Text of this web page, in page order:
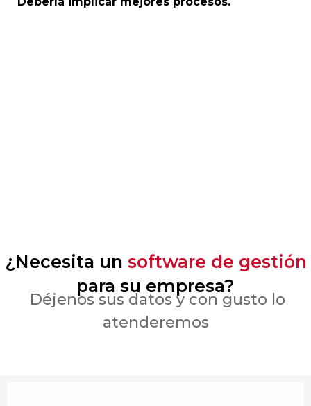
¿Necesita un software de gestión
para su empresa?
Déjenos sus datos y con gusto lo
atenderemos